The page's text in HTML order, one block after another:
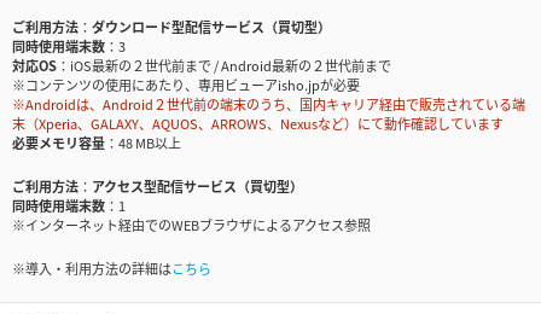
ご利用方法
ダウンロード型配信サービス（買切型）
同時使用端末数
3
対応OS
iOS最新の２世代前まで / Android最新の２世代前まで
※コンテンツの使用にあたり、専用ビューアisho.jpが必要
※Androidは、Android２世代前の端末のうち、国内キャリア経由で販売されている端
末（Xperia、GALAXY、AQUOS、ARROWS、Nexusなど）にて動作確認しています
必要メモリ容量
48 MB以上
ご利用方法
アクセス型配信サービス（買切型）
同時使用端末数
1
※インターネット経由でのWEBブラウザによるアクセス参照
※導入・利用方法の詳細はこちら